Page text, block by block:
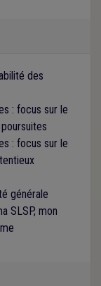
des
: focus sur le
: focus sur le
générale
SLSP, mon